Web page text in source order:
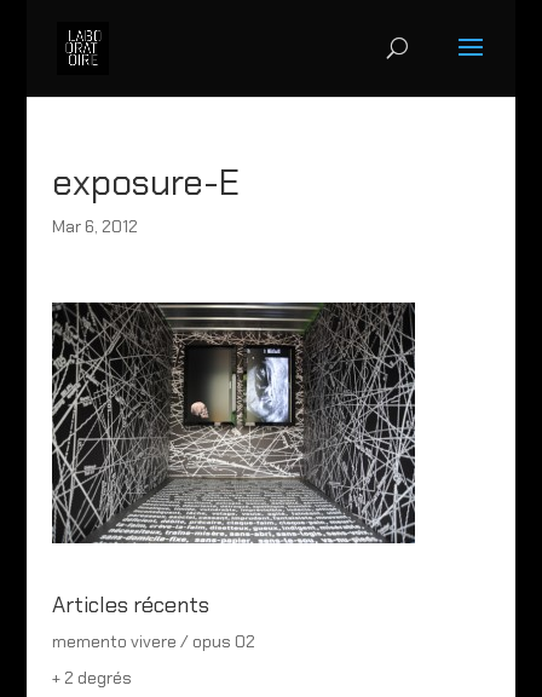
exposure-E
Mar 6, 2012
Articles récents
memento vivere / opus 02
+ 2 degrés